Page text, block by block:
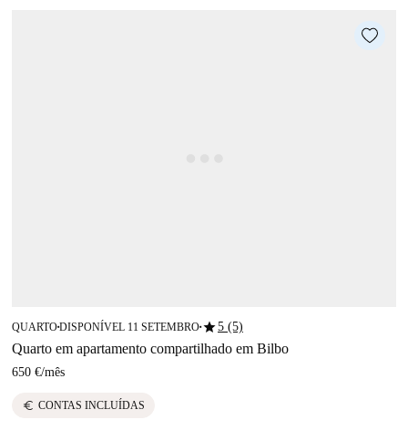
QUARTO■DISPONÍVEL 11 SETEMBRO■star5 (5)
Quarto em apartamento compartilhado em Bilbo
650 €/mês
euro CONTAS INCLUÍDAS